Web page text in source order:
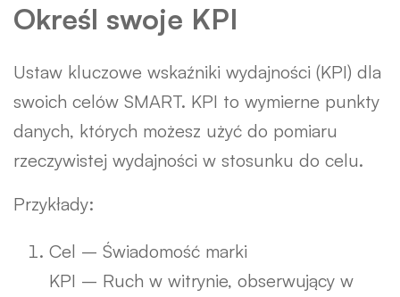
Określ swoje KPI
Ustaw kluczowe wskaźniki wydajności (KPI) dla
swoich celów SMART. KPI to wymierne punkty
danych, których możesz użyć do pomiaru
rzeczywistej wydajności w stosunku do celu.
Przykłady:
Cel – Świadomość marki
KPI – Ruch w witrynie, obserwujący w